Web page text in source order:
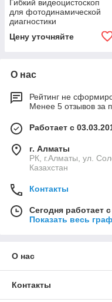
Гибкий видеоцистоскоп
для фотодинамической
диагностики
Цену уточняйте
О нас
Рейтинг не
Менее 5 отзывов за
Работает с
г. Алматы
РК, г.Алматы, ул.
Казахстан
Контакты
Сегодня работает
Показать весь
О нас
Контакты